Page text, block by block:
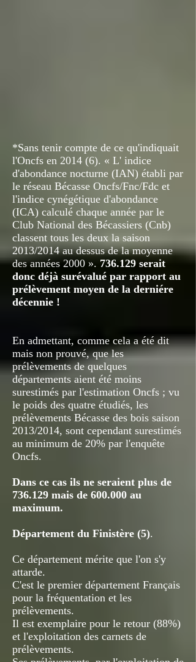
*Sans tenir compte de ce qu'indiquait
l'Oncfs en 2014 (6). « L' indice
d'abondance nocturne (IAN) établi par
le réseau Bécasse Oncfs/Fnc/Fdc et
l'indice cynégétique d'abondance
(ICA) calculé chaque année par le
Club National des Bécassiers (Cnb)
classent tous les deux la saison
2013/2014 au dessus de la moyenne
des années 2000 ». 736.129 serait
donc déjà surévalué par rapport au
prélèvement moyen de la derniére
décennie !
En admettant, comme cela a été dit
mais non prouvé, que les
prélèvements de quelques
départements aient été moins
surestimés par l'estimation Oncfs ; vu
le poids des quatre étudiés, les
prélèvements Bécasse des bois saison
2013/2014, sont cependant surestimés
au minimum de 20% par l'enquête
Oncfs.
Dans ce cas ils ne seraient plus de
736.129 mais de 600.000 au
maximum.
Département du Finistère (5).
Ce département mérite que l'on s'y
attarde.
C'est le premier département Français
pour la fréquentation et les
prélèvements.
Il est exemplaire pour le retour (88%)
et l'exploitation des carnets de
prélèvements.